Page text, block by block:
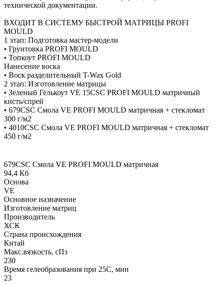
технической документации.
ВХОДИТ В СИСТЕМУ БЫСТРОЙ МАТРИЦЫ PROFI
MOULD
1 этап: Подготовка мастер-модели
• Грунтовка PROFI MOULD
• Топкоут PROFI MOULD
Нанесение воска
• Воск разделительный T-Wax Gold
2 этап: Изготовление матрицы
• Зеленый Гелькоут VE 15CSC PROFI MOULD матричный
кисть/спрей
• 679CSC Смола VE PROFI MOULD матричная + стекломат
300 г/м2
• 4010CSC Смола VE PROFI MOULD матричная + стекломат
450 г/м2
679CSC Смола VE PROFI MOULD матричная
94,4 Кб
Основа
VE
Основное назначение
Изготовление матриц
Производитель
ХСК
Страна происхождения
Китай
Макс.вязкoсть, сПз
230
Время гелеобразования при 25С, мин
23